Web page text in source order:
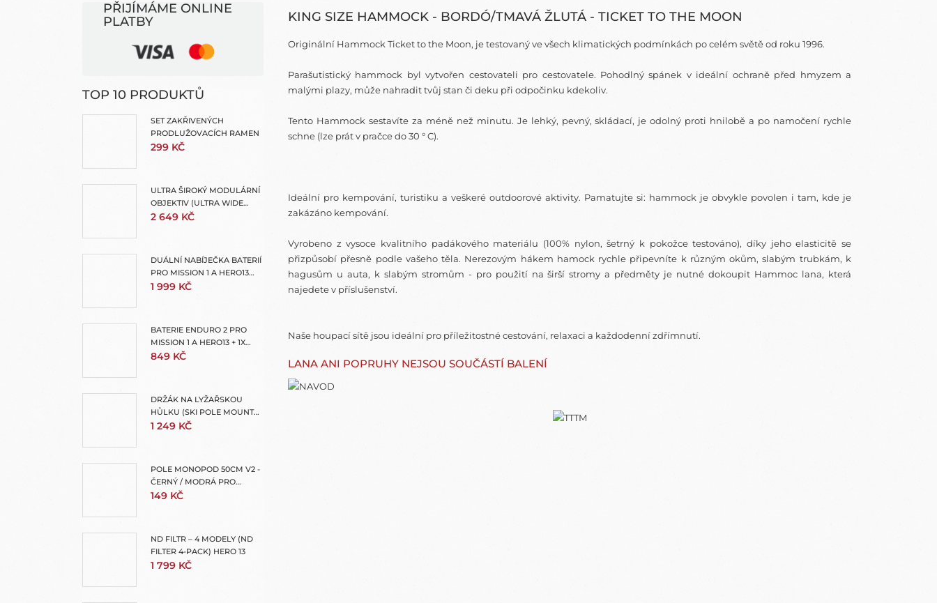
PŘIJÍMÁME ONLINE
PLATBY
TOP 10 PRODUKTŮ
SET ZAKŘIVENÝCH
PRODLUŽOVACÍCH RAMEN
299 KČ
ULTRA ŠIROKÝ MODULÁRNÍ
OBJEKTIV (ULTRA WIDE
LENS MOD)
2 649 KČ
DUÁLNÍ NABÍJEČKA BATERIÍ
PRO MISSION 1 A HERO13
(ENDURO 2 DUAL BATTERY
1 999 KČ
BATERIE ENDURO 2 PRO
MISSION 1 A HERO13 + 1X
OCHRANNÝ OBAL NA
849 KČ
DRŽÁK NA LYŽAŘSKOU
HŮLKU (SKI POLE MOUNT
FOR EXTENSION POLES)
1 249 KČ
POLE MONOPOD 50CM V2 -
ČERNÝ / MODRÁ PRO
GOPRO - TMC
149 KČ
ND FILTR – 4 MODELY (ND
FILTER 4-PACK) HERO 13
1 799 KČ
KING SIZE HAMMOCK - BORDÓ/TMAVÁ ŽLUTÁ - TICKET TO THE MOON
Originální Hammock Ticket to the Moon, je testovaný ve všech klimatických podmínkách po celém světě od roku 1996.
Parašutistický hammock byl vytvořen cestovateli pro cestovatele. Pohodlný spánek v ideální ochraně před hmyzem a
malými plazy, může nahradit tvůj stan či deku při odpočinku kdekoliv.
Tento Hammock sestavíte za méně než minutu. Je lehký, pevný, skládací, je odolný proti hnilobě a po namočení rychle
schne (lze prát v pračce do 30 ° C).
Ideální pro kempování, turistiku a veškeré outdoorové aktivity. Pamatujte si: hammock je obvykle povolen i tam, kde je
zakázáno kempování.
Vyrobeno z vysoce kvalitního padákového materiálu (100% nylon, šetrný k pokožce testováno), díky jeho elasticitě se
přizpůsobí přesně podle vašeho těla. Nerezovým hákem hamock rychle připevníte k různým okům, slabým trubkám, k
hagusům u auta, k slabým stromům - pro použití na širší stromy a předměty je nutné dokoupit Hammoc lana, která
najedete v příslušenství.
Naše houpací sítě jsou ideální pro příležitostné cestování, relaxaci a každodenní zdřímnutí.
LANA ANI POPRUHY NEJSOU SOUČÁSTÍ BALENÍ